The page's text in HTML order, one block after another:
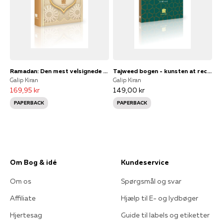
Ramadan: Den mest velsignede måned
Galip Kiran
169,95 kr
PAPERBACK
Tajweed bogen - kunsten at recitere koranen på
Galip Kiran
149,00 kr
PAPERBACK
Om Bog & idé
Om os
Affiliate
Hjertesag
Kundeservice
Spørgsmål og svar
Hjælp til E- og lydbøger
Guide til labels og etiketter